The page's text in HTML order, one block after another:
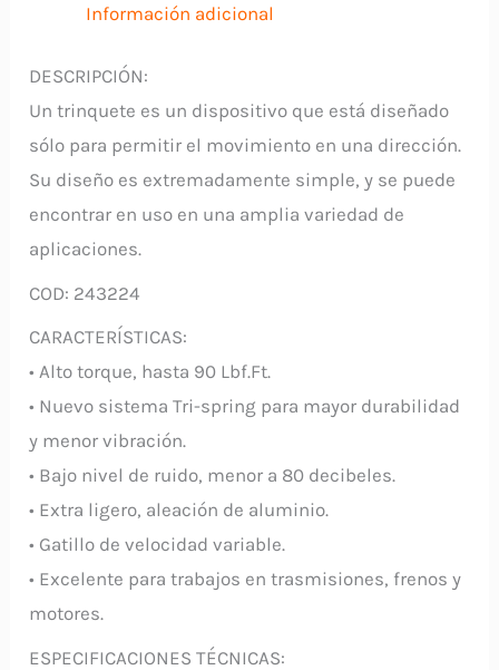
Información adicional
DESCRIPCIÓN:
Un trinquete es un dispositivo que está diseñado
sólo para permitir el movimiento en una dirección.
Su diseño es extremadamente simple, y se puede
encontrar en uso en una amplia variedad de
aplicaciones.
COD: 243224
CARACTERÍSTICAS:
• Alto torque, hasta 90 Lbf.Ft.
• Nuevo sistema Tri-spring para mayor durabilidad
y menor vibración.
• Bajo nivel de ruido, menor a 80 decibeles.
• Extra ligero, aleación de aluminio.
• Gatillo de velocidad variable.
• Excelente para trabajos en trasmisiones, frenos y
motores.
ESPECIFICACIONES TÉCNICAS: